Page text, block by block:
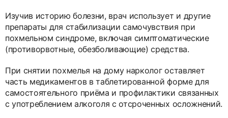
Изучив историю болезни, врач использует и другие
препараты для стабилизации самочувствия при
похмельном синдроме, включая симптоматические
(противорвотные, обезболивающие) средства.
При снятии похмелья на дому нарколог оставляет
часть медикаментов в таблетированной форме для
самостоятельного приёма и профилактики связанных
с употреблением алкоголя с отсроченных осложнений.